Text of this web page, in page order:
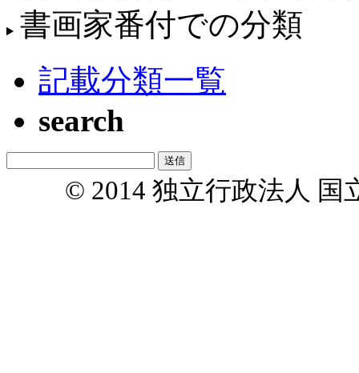
書画家番付での分類
記載分類一覧
search
© 2014 独立行政法人 国